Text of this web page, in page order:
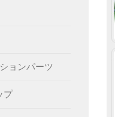
ョンパーツ
プ